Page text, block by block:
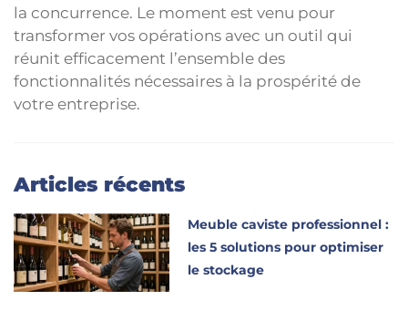
la concurrence. Le moment est venu pour
transformer vos opérations avec un outil qui
réunit efficacement l’ensemble des
fonctionnalités nécessaires à la prospérité de
votre entreprise.
Articles récents
Meuble caviste professionnel :
les 5 solutions pour optimiser
le stockage